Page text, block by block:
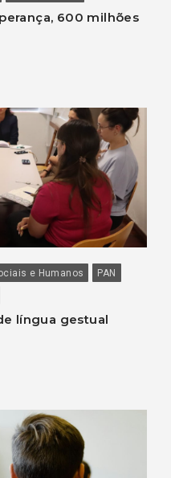
600 milhões
e Humanos
PAN
língua gestual